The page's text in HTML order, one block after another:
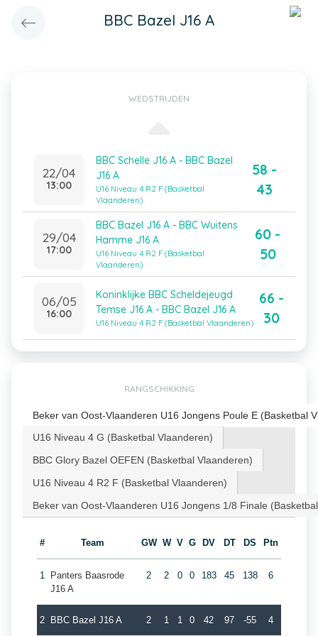
BBC Bazel J16 A
WEDSTRIJDEN
22/04
13:00
BBC Schelle J16 A - BBC Bazel
J16 A
U16 Niveau 4 R2 F (Basketbal
Vlaanderen)
58 -
43
29/04
17:00
BBC Bazel J16 A - BBC Wuitens
Hamme J16 A
U16 Niveau 4 R2 F (Basketbal
Vlaanderen)
60 -
50
06/05
16:00
Koninklijke BBC Scheldejeugd
Temse J16 A - BBC Bazel J16 A
U16 Niveau 4 R2 F (Basketbal Vlaanderen)
66 -
30
RANGSCHIKKING
Beker van Oost-Vlaanderen U16 Jongens Poule E (Basketbal
U16 Niveau 4 G (Basketbal Vlaanderen)
BBC Glory Bazel OEFEN (Basketbal Vlaanderen)
U16 Niveau 4 R2 F (Basketbal Vlaanderen)
Beker van Oost-Vlaanderen U16 Jongens 1/8 Finale
# Team GW W V G DV DT DS Ptn
1
Panters Baasrode
J16 A
2 2 0 0 183 45 138 6
2 BBC Bazel J16 A 2 1 1 0 42 97 -55 4